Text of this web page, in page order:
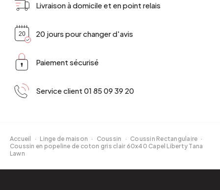
Livraison à domicile et en point relais
20 jours pour changer d'avis
Paiement sécurisé
Service client 01 85 09 39 20
Accueil · Linge de maison · Coussin · Coussin Rectangulaire ·
Coussin en popeline de coton gris clair 60x40 Capel Liberty Tana
Lawn